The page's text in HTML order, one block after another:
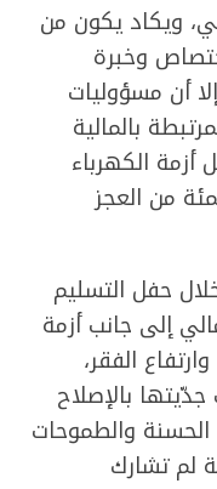
ويكاد يكون من
وخبرة
أن مسؤوليات
بالمالية
الكهرباء
نحو 32 في المئة من العجز
حفل التسليم
إلى جانب أزمة
الفقر،
بالإصلاح
الحسنة والطموحات
لم تشارك